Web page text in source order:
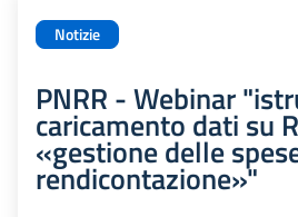
Notizie
PNRR - Webinar
caricamento dati su
«gestione delle
rendicontazione»"